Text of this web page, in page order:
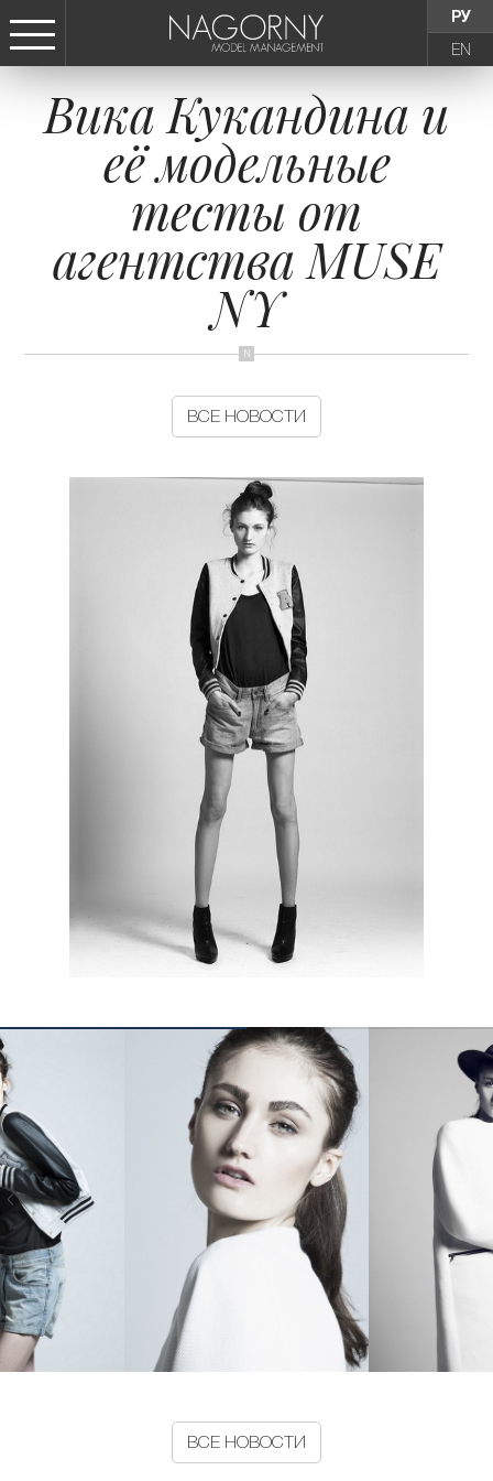
РУ
EN
СТАТЬ МОДЕЛЬЮ
ДЕВУШКИ
ТИНЕЙДЖЕРЫ
ДЕТИ
АГЕНТСТВО
НОВОСТИ
КОНТАКТЫ
Вика Кукандина и
её модельные
тесты от
агентства MUSE
NY
ВСЕ НОВОСТИ
ВСЕ НОВОСТИ